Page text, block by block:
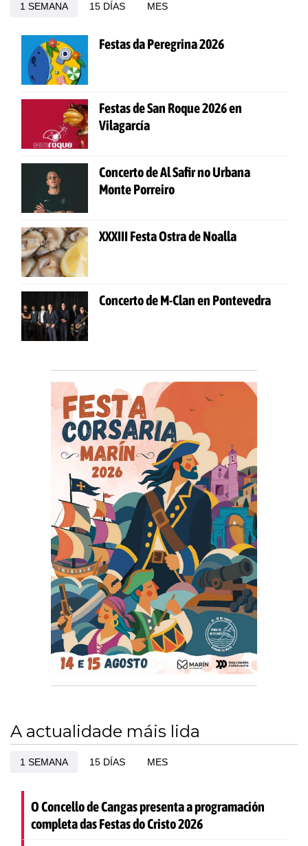
1 SEMANA 15 DÍAS MES
Festas da Peregrina 2026
Festas de San Roque 2026 en
Vilagarcía
Concerto de Al Safir no Urbana
Monte Porreiro
XXXIII Festa Ostra de Noalla
Concerto de M-Clan en Pontevedra
A actualidade máis lida
1 SEMANA 15 DÍAS MES
O Concello de Cangas presenta a programación
completa das Festas do Cristo 2026